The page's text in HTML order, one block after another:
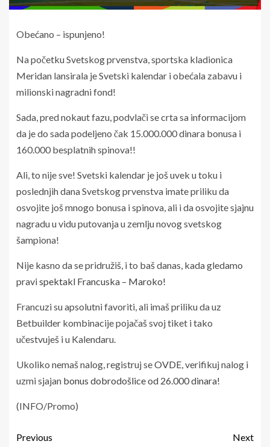
Obećano – ispunjeno!
Na početku Svetskog prvenstva, sportska kladionica
Meridan lansirala je Svetski kalendar i obećala zabavu i
milionski nagradni fond!
Sada, pred nokaut fazu, podvlači se crta sa informacijom
da je do sada podeljeno čak 15.000.000 dinara bonusa i
160.000 besplatnih spinova!!
Ali, to nije sve! Svetski kalendar je još uvek u toku i
poslednjih dana Svetskog prvenstva imate priliku da
osvojite još mnogo bonusa i spinova, ali i da osvojite sjajnu
nagradu u vidu putovanja u zemlju novog svetskog
šampiona!
Nije kasno da se pridružiš, i to baš danas, kada gledamo
pravispektakl Francuska – Maroko!
Francuzi su apsolutni favoriti, ali imaš priliku da uz
Betbuilder kombinacije pojačaš svoj tiket i tako
učestvuješ i u Kalendaru.
Ukoliko nemaš nalog, registruj seOVDE, verifikuj nalog i
uzmi sjajan bonus dobrodošlice od 26.000 dinara!
(INFO/Promo)
Previous
Next